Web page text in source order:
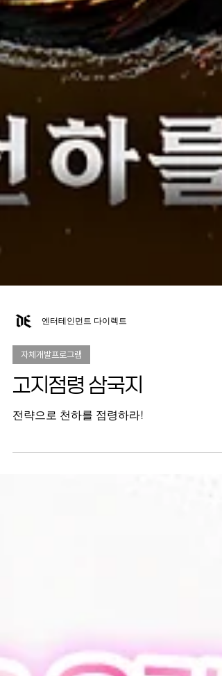
엔터테인먼트 다이렉트
자체개발프로그램
고지점령 삼국지